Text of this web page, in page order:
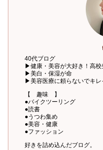
40代ブログ
▶健康・美容が大好き！高校
▶美白・保湿が命
▶美容医療に頼らないでキレ
【 趣味 】
●バイクツーリング
●読書
●うつわ集め
●美容・健康
●ファッション
好きを詰め込んだブログ。